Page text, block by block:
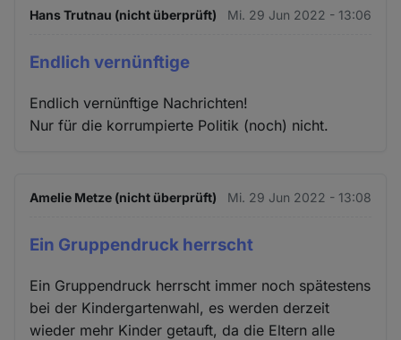
Hans Trutnau (nicht überprüft) Mi. 29 Jun 2022 - 13:06
Endlich vernünftige
Endlich vernünftige Nachrichten!
Nur für die korrumpierte Politik (noch) nicht.
Amelie Metze (nicht überprüft) Mi. 29 Jun 2022 - 13:08
Ein Gruppendruck herrscht
Ein Gruppendruck herrscht immer noch spätestens
bei der Kindergartenwahl, es werden derzeit
wieder mehr Kinder getauft, da die Eltern alle